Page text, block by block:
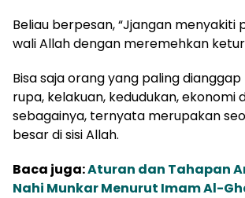
Beliau berpesan, “Jjangan menyakiti
wali Allah dengan meremehkan
Bisa saja orang yang paling
rupa, kelakuan, kedudukan, ekonomi
sebagainya, ternyata merupakan
besar di sisi Allah.
Baca juga:Aturan dan Tahapan
Nahi Munkar Menurut Imam Al-